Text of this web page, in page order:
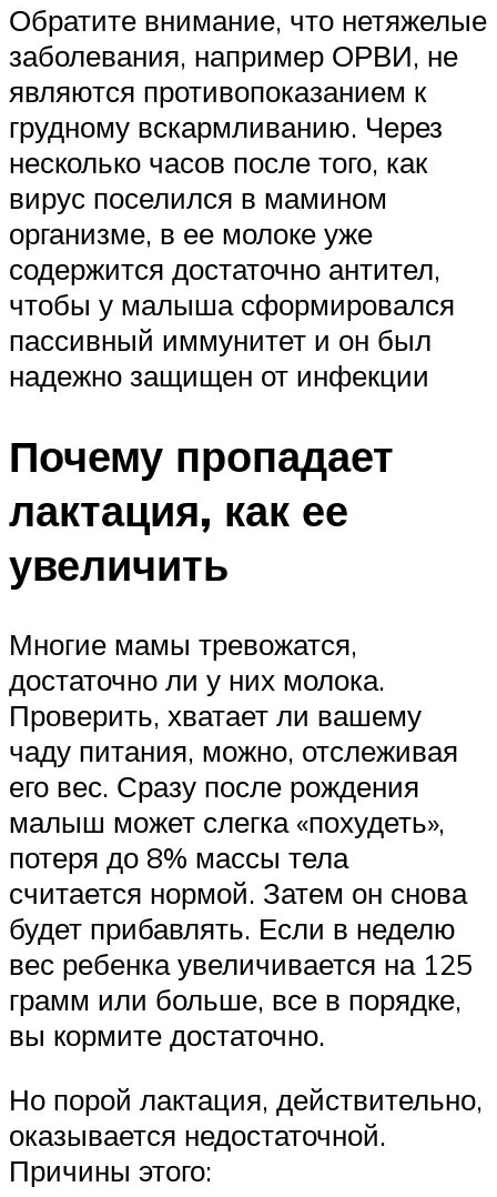
Обратите внимание, что нетяжелые
заболевания, например ОРВИ, не
являются противопоказанием к
грудному вскармливанию. Через
несколько часов после того, как
вирус поселился в мамином
организме, в ее молоке уже
содержится достаточно антител,
чтобы у малыша сформировался
пассивный иммунитет и он был
надежно защищен от инфекции
Почему пропадает
лактация, как ее
увеличить
Многие мамы тревожатся,
достаточно ли у них молока.
Проверить, хватает ли вашему
чаду питания, можно, отслеживая
его вес. Сразу после рождения
малыш может слегка «похудеть»,
потеря до 8% массы тела
считается нормой. Затем он снова
будет прибавлять. Если в неделю
вес ребенка увеличивается на 125
грамм или больше, все в порядке,
вы кормите достаточно.
Но порой лактация, действительно,
оказывается недостаточной.
Причины этого: